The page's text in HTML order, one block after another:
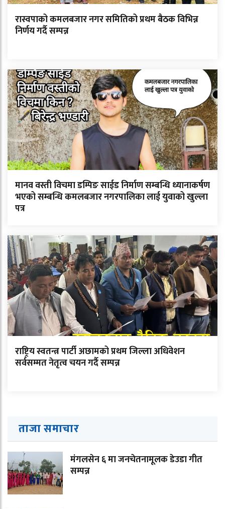
रास्वपाको कमलबजार नगर समितिको प्रथम बैठक विभिन्न
निर्णय गर्दै सम्पन्न
मानव वस्ती विचमा डम्पिङ साईड निर्माण सम्बन्धि ध्यानाकर्षण
भएको सम्बन्धि कमलबजार नगरपालिका लाई युवाको खुल्ला
पत्र
राष्ट्रिय स्वतन्त्र पार्टी अछामको प्रथम जिल्ला अधिवेशन
सर्वसम्मत नेतृत्व चयन गर्दै सम्पन्न
ताजा समाचार
मंगलसेन ६ मा जनचेतनामूलक डेउडा गीत
सम्पन्न